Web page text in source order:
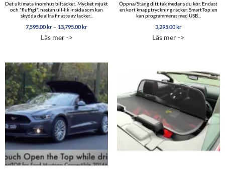
Det ultimata inomhus biltäcket. Mycket mjukt
och "fluffigt", nästan ull-lik insida som kan
skydda de allra finaste av lacker...
7,595.00 kr – 13,795.00 krPrisintervall:
Läs mer ->
Öppna/Stäng ditt tak medans du kör. Endast
en kort knapptryckning räcker. SmartTop:en
kan programmeras med USB...
3,295.00 kr
Läs mer ->